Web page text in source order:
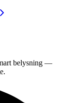
belysning —